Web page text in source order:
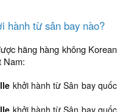
hành từ sân bay nào?
hãng hàng không Korean
Nam:
khởi hành từ Sân bay quốc
khởi hành từ Sân bay quốc